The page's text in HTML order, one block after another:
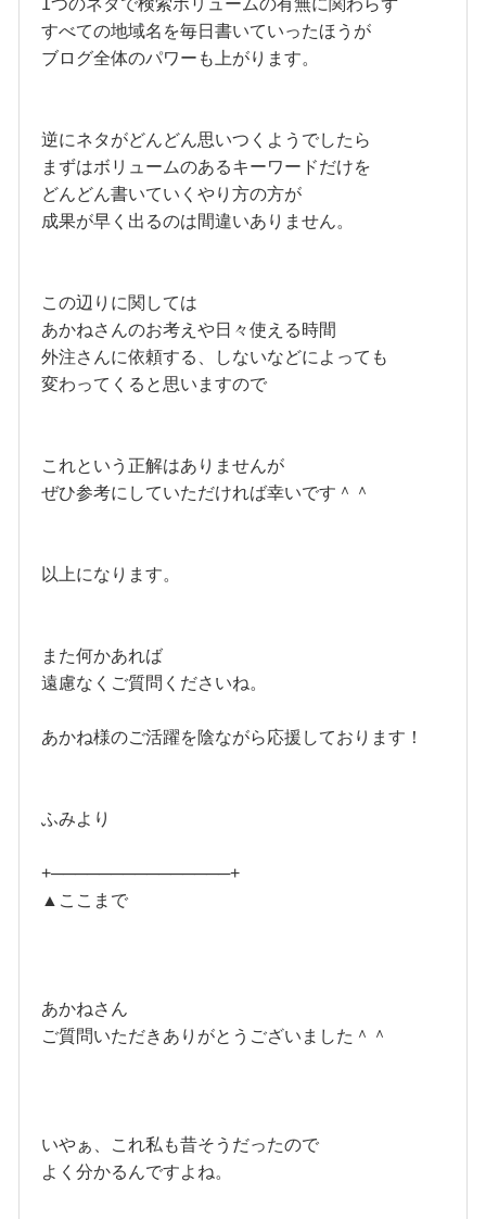
1つのネタで検索ボリュームの有無に関わらず
すべての地域名を毎日書いていったほうが
ブログ全体のパワーも上がります。
逆にネタがどんどん思いつくようでしたら
まずはボリュームのあるキーワードだけを
どんどん書いていくやり方の方が
成果が早く出るのは間違いありません。
この辺りに関しては
あかねさんのお考えや日々使える時間
外注さんに依頼する、しないなどによっても
変わってくると思いますので
これという正解はありませんが
ぜひ参考にしていただければ幸いです＾＾
以上になります。
また何かあれば
遠慮なくご質問くださいね。
あかね様のご活躍を陰ながら応援しております！
ふみより
+───────────────+
▲ここまで
あかねさん
ご質問いただきありがとうございました＾＾
いやぁ、これ私も昔そうだったので
よく分かるんですよね。